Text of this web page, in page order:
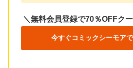
＼無料会員登録で70％OFFク
今すぐコミックシーモア